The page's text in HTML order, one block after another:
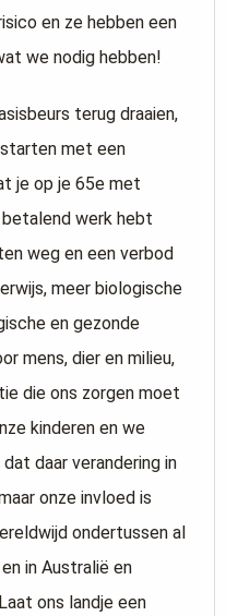
en ze hebben een
we nodig hebben!
terug draaien,
met een
je op je 65e met
werk hebt
weg en een verbod
meer biologische
en gezonde
mens, dier en milieu,
die ons zorgen moet
kinderen en we
daar verandering in
onze invloed is
ondertussen al
in Australië en
ons landje een